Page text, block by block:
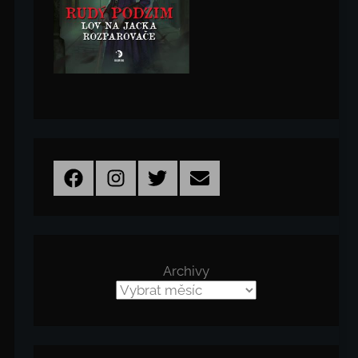
FacebookInstagramTwitterEmail
Archivy